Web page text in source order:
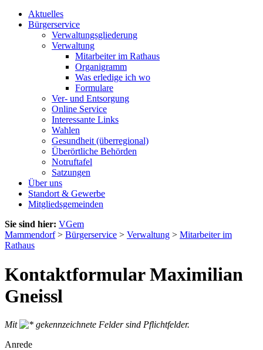
Aktuelles
Bürgerservice
Verwaltungsgliederung
Verwaltung
Mitarbeiter im Rathaus
Organigramm
Was erledige ich wo
Formulare
Ver- und Entsorgung
Online Service
Interessante Links
Wahlen
Gesundheit (überregional)
Überörtliche Behörden
Notruftafel
Satzungen
Über uns
Standort & Gewerbe
Mitgliedsgemeinden
Sie sind hier: VGem
Mammendorf> Bürgerservice > Verwaltung > Mitarbeiter im
Rathaus
Kontaktformular Maximilian
Gneissl
Mit
gekennzeichnete Felder sind Pflichtfelder.
Anrede